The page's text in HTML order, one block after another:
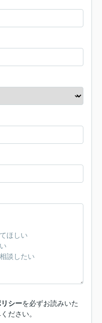
シーを必ずお読みいた
ださい。